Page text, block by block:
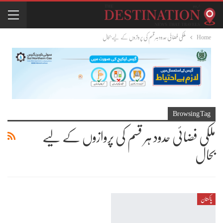
Home ملکی فضائی حدود ہر قسم کی پروازوں کے لیے بحال
Browsing Tag
ملکی فضائی حدود ہر قسم کی پروازوں کے لیے
بحال
پاکستان